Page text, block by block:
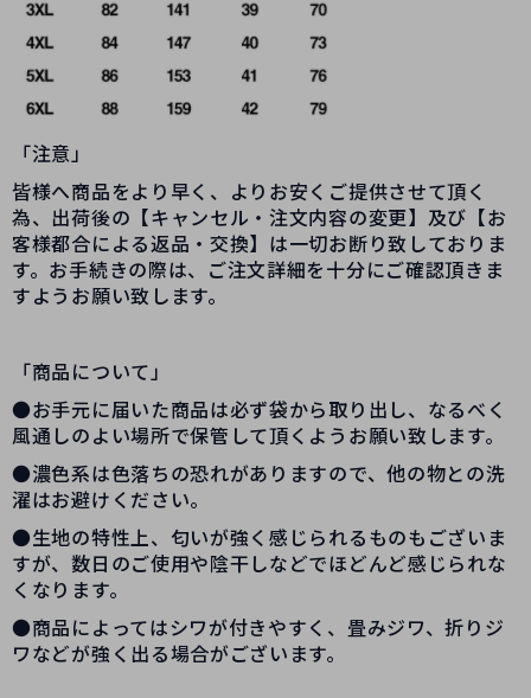
「注意」
皆様へ商品をより早く、よりお安くご提供させて頂く
為、出荷後の【キャンセル・注文内容の変更】及び【お
客様都合による返品・交換】は一切お断り致しておりま
す。お手続きの際は、ご注文詳細を十分にご確認頂きま
すようお願い致します。
「商品について」
●お手元に届いた商品は必ず袋から取り出し、なるべく
風通しのよい場所で保管して頂くようお願い致します。
●濃色系は色落ちの恐れがありますので、他の物との洗
濯はお避けください。
●生地の特性上、匂いが強く感じられるものもございま
すが、数日のご使用や陰干しなどでほどんど感じられな
くなります。
●商品によってはシワが付きやすく、畳みジワ、折りジ
ワなどが強く出る場合がございます。